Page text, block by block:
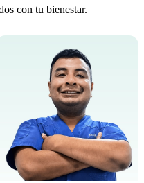
con tu bienestar.